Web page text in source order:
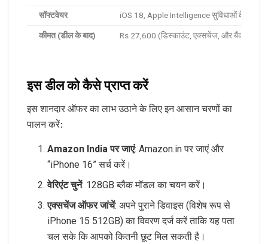
सॉफ्टवेयर iOS 18, Apple Intelligence सुविधाओं के साथ
कीमत (डील के बाद) Rs 27,600 (डिस्काउंट, एक्सचेंज, और बैंक ऑफर
इस डील को कैसे प्राप्त करें
इस शानदार ऑफर का लाभ उठाने के लिए इन आसान चरणों का
पालन करें:
Amazon India पर जाएं: Amazon.in पर जाएं और
“iPhone 16” सर्च करें।
वेरिएंट चुनें: 128GB ब्लैक मॉडल का चयन करें।
एक्सचेंज ऑफर जांचें: अपने पुराने डिवाइस (विशेष रूप से
iPhone 15 512GB) का विवरण दर्ज करें ताकि यह पता
चल सके कि आपको कितनी छूट मिल सकती है।